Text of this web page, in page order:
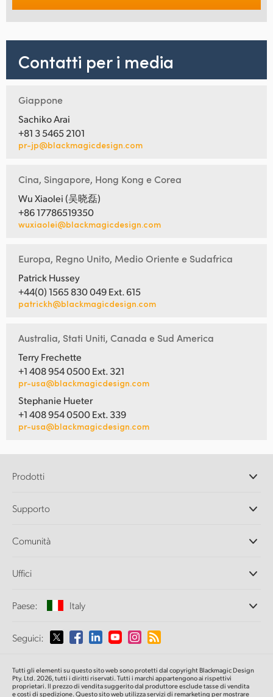
Contatti per i media
Giappone
Sachiko Arai
+81 3 5465 2101
pr-jp@blackmagicdesign.com
Cina, Singapore, Hong Kong e Corea
Wu Xiaolei (吴晓磊)
+86 17786519350
wuxiaolei@blackmagicdesign.com
Europa, Regno Unito, Medio Oriente e Sudafrica
Patrick Hussey
+44(0) 1565 830 049 Ext. 615
patrickh@blackmagicdesign.com
Australia, Stati Uniti, Canada e Sud America
Terry Frechette
+1 408 954 0500 Ext. 321
pr-usa@blackmagicdesign.com
Stephanie Hueter
+1 408 954 0500 Ext. 339
pr-usa@blackmagicdesign.com
Prodotti
DaVinci Resolve e Fusion
Ultimatte
Acquisizione e riproduzione
Conversione di standard
Monitoraggio
Archiviazione in rete
Routing e distribuzione
Streaming e codifica
Supporto
Centro assistenza
Comunità
Uffici
Chi siamo
Media
Paese: Italy
Seleziona un Paese
Australia
Seguici:
Tutti gli elementi su questo sito web sono protetti dal copyright Blackmagic Design
Pty. Ltd. 2026, tutti i diritti riservati. Tutti i marchi appartengono ai rispettivi
proprietari. Il prezzo di vendita suggerito dal produttore esclude tasse di vendita
e costi di spedizione. Questo sito web utilizza servizi di remarketing per mostrare